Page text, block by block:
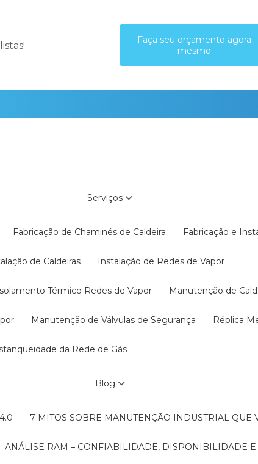
Faça seu orçamento agora
mesmo
Serviços
Fabricação de Chaminés de Caldeira Fabricação e
de Caldeiras Instalação de Redes de Vapor
Isolamento Térmico Redes de Vapor Manutenção de
Manutenção de Válvulas de Segurança Réplica
da Rede de Gás
Blog
7 MITOS SOBRE MANUTENÇÃO INDUSTRIAL
ANÁLISE RAM – CONFIABILIDADE, DISPONIBILIDADE